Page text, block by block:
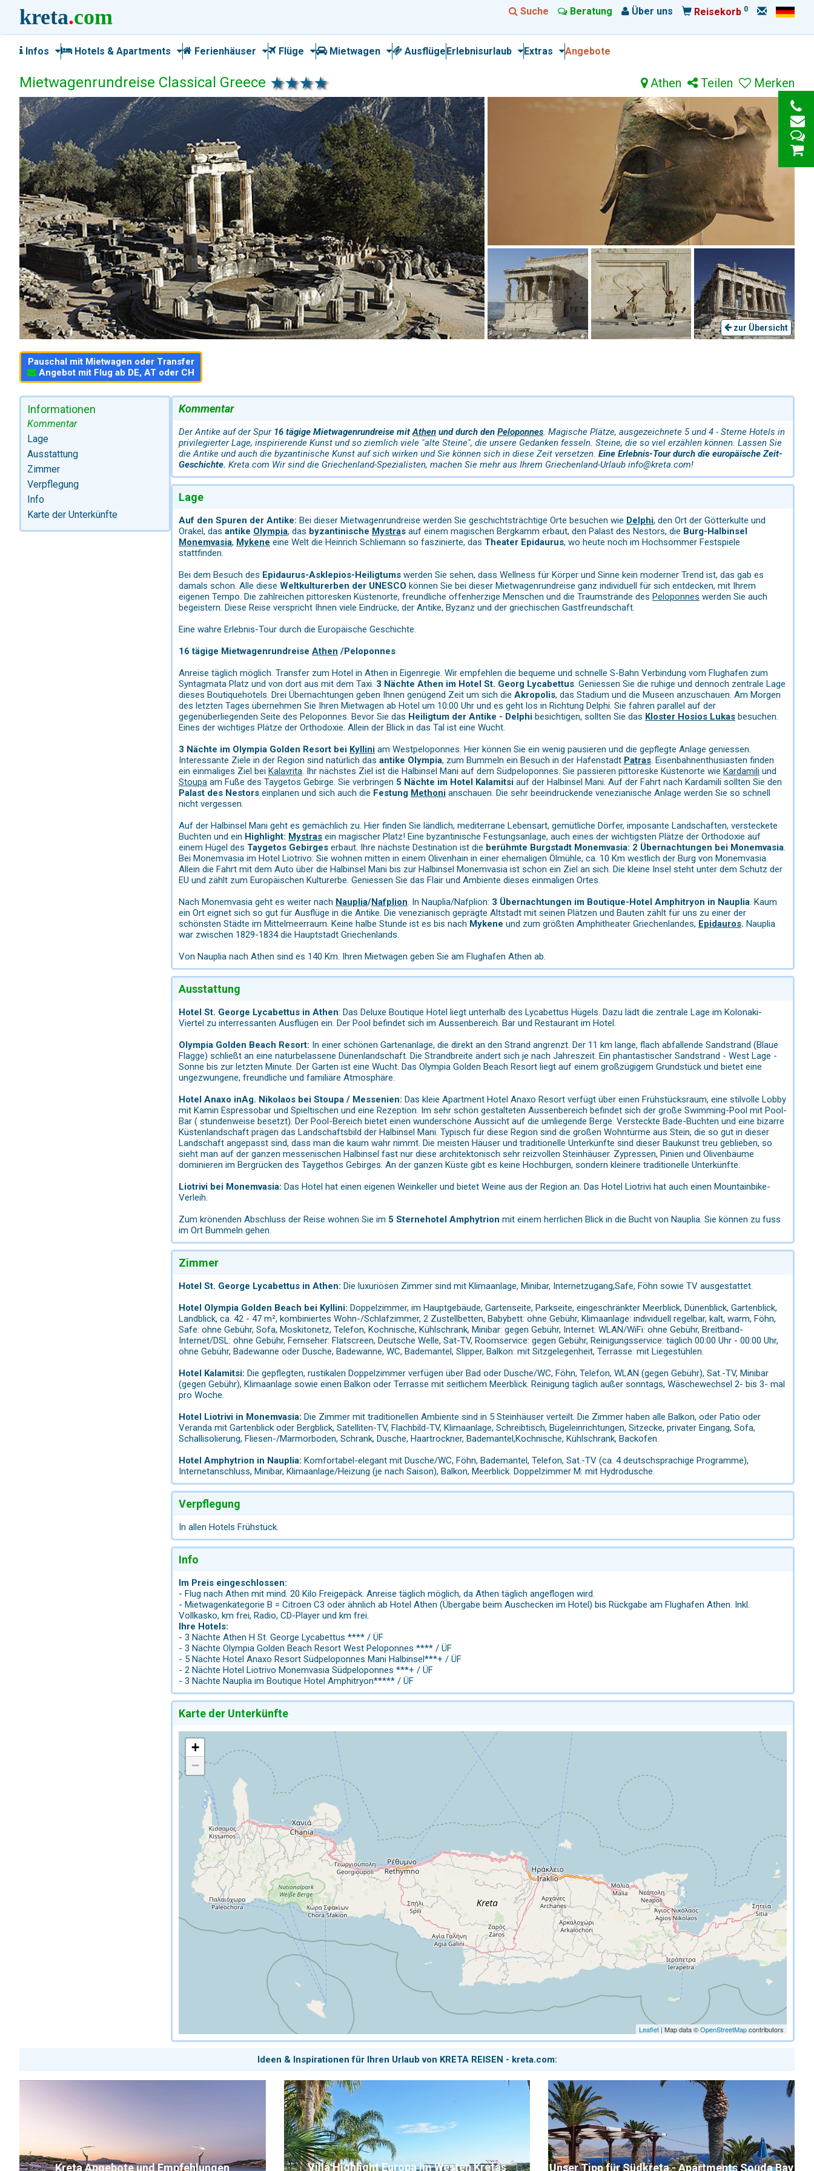
kreta.com Suche Beratung Über uns Reisekorb 0
Infos Hotels & Apartments Ferienhäuser Flüge Mietwagen AusflügeErlebnisurlaub Extras Angebote
Mietwagenrundreise Classical Greece Merken
Teilen
Athen
zur Übersicht
Pauschal mit Mietwagen oder Transfer
Angebot mit Flug ab DE, AT oder CH
Informationen
Kommentar
Lage
Ausstattung
Zimmer
Verpflegung
Info
Karte der Unterkünfte
Kommentar
Der Antike auf der Spur 16 tägige Mietwagenrundreise mitAthen und durch den Peloponnes. Magische Plätze, ausgezeichnete 5 und 4 - Sterne Hotels in
privilegierter Lage, inspirierende Kunst und so ziemlich viele "alte Steine", die unsere Gedanken fesseln. Steine, die so viel erzählen können. Lassen Sie
die Antike und auch die byzantinische Kunst auf sich wirken und Sie können sich in diese Zeit versetzen. Eine Erlebnis-Tour durch die europäische Zeit-
Geschichte. Kreta.com Wir sind die Griechenland-Spezialisten, machen Sie mehr aus Ihrem Griechenland-Urlaub info@kreta.com!
Lage
Auf den Spuren der Antike: Bei dieser Mietwagenrundreise werden Sie geschichtsträchtige Orte besuchen wie Delphi, den Ort der Götterkulte und
Orakel, das antike Olympia, das byzantinische Mystras auf einem magischen Bergkamm erbaut, den Palast des Nestors, die Burg-Halbinsel
Monemvasia, Mykene eine Welt die Heinrich Schliemann so faszinierte, das Theater Epidaurus, wo heute noch im Hochsommer Festspiele
stattfinden.
Bei dem Besuch des Epidaurus-Asklepios-Heiligtums werden Sie sehen, dass Wellness für Körper und Sinne kein moderner Trend ist, das gab es
damals schon. Alle diese Weltkulturerben der UNESCO können Sie bei dieser Mietwagenrundreise ganz individuell für sich entdecken, mit Ihrem
eigenen Tempo. Die zahlreichen pittoresken Küstenorte, freundliche offenherzige Menschen und die Traumstrände des Peloponnes werden Sie auch
begeistern. Diese Reise verspricht Ihnen viele Eindrücke, der Antike, Byzanz und der griechischen Gastfreundschaft.
Eine wahre Erlebnis-Tour durch die Europäische Geschichte.
16 tägige Mietwagenrundreise Athen /Peloponnes
Anreise täglich möglich. Transfer zum Hotel in Athen in Eigenregie. Wir empfehlen die bequeme und schnelle S-Bahn Verbindung vom Flughafen zum
Syntagmata Platz und von dort aus mit dem Taxi. 3 Nächte Athen im Hotel St. Georg Lycabettus. Geniessen Sie die ruhige und dennoch zentrale Lage
dieses Boutiquehotels. Drei Übernachtungen geben Ihnen genügend Zeit um sich die Akropolis, das Stadium und die Museen anzuschauen. Am Morgen
des letzten Tages übernehmen Sie Ihren Mietwagen ab Hotel um 10:00 Uhr und es geht los in Richtung Delphi. Sie fahren parallel auf der
gegenüberliegenden Seite des Peloponnes. Bevor Sie das Heiligtum der Antike - Delphi besichtigen, sollten Sie das Kloster Hosios Lukas besuchen.
Eines der wichtiges Plätze der Orthodoxie. Allein der Blick in das Tal ist eine Wucht.
3 Nächte im Olympia Golden Resort bei Kyllini am Westpeloponnes. Hier können Sie ein wenig pausieren und die gepflegte Anlage geniessen.
Interessante Ziele in der Region sind natürlich das antike Olympia, zum Bummeln ein Besuch in der Hafenstadt Patras. Eisenbahnenthusiasten finden
ein einmaliges Ziel bei Kalavrita. Ihr nächstes Ziel ist die Halbinsel Mani auf dem Südpeloponnes. Sie passieren pittoreske Küstenorte wie Kardamili und
Stoupa am Fuße des Taygetos Gebirge. Sie verbringen 5 Nächte im Hotel Kalamitsi auf der Halbinsel Mani. Auf der Fahrt nach Kardamili sollten Sie den
Palast des Nestors einplanen und sich auch die Festung Methoni anschauen. Die sehr beeindruckende venezianische Anlage werden Sie so schnell
nicht vergessen.
Auf der Halbinsel Mani geht es gemächlich zu. Hier finden Sie ländlich, mediterrane Lebensart, gemütliche Dörfer, imposante Landschaften, versteckete
Buchten und ein Highlight: Mystras ein magischer Platz! Eine byzantinische Festungsanlage, auch eines der wichtigsten Plätze der Orthodoxie auf
einem Hügel des Taygetos Gebirges erbaut. Ihre nächste Destination ist die berühmte Burgstadt Monemvasia: 2 Übernachtungen bei Monemvasia.
Bei Monemvasia im Hotel Liotrivo: Sie wohnen mitten in einem Olivenhain in einer ehemaligen Ölmühle, ca. 10 Km westlich der Burg von Monemvasia.
Allein die Fahrt mit dem Auto über die Halbinsel Mani bis zur Halbinsel Monemvasia ist schon ein Ziel an sich. Die kleine Insel steht unter dem Schutz der
EU und zählt zum Europäischen Kulturerbe. Geniessen Sie das Flair und Ambiente dieses einmaligen Ortes.
Nach Monemvasia geht es weiter nach Nauplia/Nafplion. In Nauplia/Nafplion: 3 Übernachtungen im Boutique-Hotel Amphitryon in Nauplia. Kaum
ein Ort eignet sich so gut für Ausflüge in die Antike. Die venezianisch geprägte Altstadt mit seinen Plätzen und Bauten zählt für uns zu einer der
schönsten Städte im Mittelmeerraum. Keine halbe Stunde ist es bis nach Mykene und zum größten Amphitheater Griechenlandes, Epidauros. Nauplia
war zwischen 1829-1834 die Hauptstadt Griechenlands.
Von Nauplia nach Athen sind es 140 Km. Ihren Mietwagen geben Sie am Flughafen Athen ab.
Ausstattung
Hotel St. George Lycabettus in Athen: Das Deluxe Boutique Hotel liegt unterhalb des Lycabettus Hügels. Dazu lädt die zentrale Lage im Kolonaki-
Viertel zu interressanten Ausflügen ein. Der Pool befindet sich im Aussenbereich. Bar und Restaurant im Hotel.
Olympia Golden Beach Resort: In einer schönen Gartenanlage, die direkt an den Strand angrenzt. Der 11 km lange, flach abfallende Sandstrand (Blaue
Flagge) schließt an eine naturbelassene Dünenlandschaft. Die Strandbreite ändert sich je nach Jahreszeit. Ein phantastischer Sandstrand - West Lage -
Sonne bis zur letzten Minute. Der Garten ist eine Wucht. Das Olympia Golden Beach Resort liegt auf einem großzügigem Grundstück und bietet eine
ungezwungene, freundliche und familiäre Atmosphäre.
Hotel Anaxo inAg. Nikolaos bei Stoupa / Messenien: Das kleie Apartment Hotel Anaxo Resort verfügt über einen Frühstücksraum, eine stilvolle Lobby
mit Kamin Espressobar und Spieltischen und eine Rezeption. Im sehr schön gestalteten Aussenbereich befindet sich der große Swimming-Pool mit Pool-
Bar ( stundenweise besetzt). Der Pool-Bereich bietet einen wunderschöne Aussicht auf die umliegende Berge. Versteckte Bade-Buchten und eine bizarre
Küstenlandschaft prägen das Landschaftsbild der Halbinsel Mani. Typisch für diese Region sind die großen Wohntürme aus Stein, die so gut in dieser
Landschaft angepasst sind, dass man die kaum wahr nimmt. Die meisten Häuser und traditionelle Unterkünfte sind dieser Baukunst treu geblieben, so
sieht man auf der ganzen messenischen Halbinsel fast nur diese architektonisch sehr reizvollen Steinhäuser. Zypressen, Pinien und Olivenbäume
dominieren im Bergrücken des Taygethos Gebirges. An der ganzen Küste gibt es keine Hochburgen, sondern kleinere traditionelle Unterkünfte.
Liotrivi bei Monemvasia: Das Hotel hat einen eigenen Weinkeller und bietet Weine aus der Region an. Das Hotel Liotrivi hat auch einen Mountainbike-
Verleih.
Zum krönenden Abschluss der Reise wohnen Sie im 5 Sternehotel Amphytrion mit einem herrlichen Blick in die Bucht von Nauplia. Sie können zu fuss
im Ort Bummeln gehen.
Zimmer
Hotel St. George Lycabettus in Athen: Die luxuriösen Zimmer sind mit Klimaanlage, Minibar, Internetzugang,Safe, Föhn sowie TV ausgestattet.
Hotel Olympia Golden Beach bei Kyllini: Doppelzimmer, im Hauptgebäude, Gartenseite, Parkseite, eingeschränkter Meerblick, Dünenblick, Gartenblick,
Landblick, ca. 42 - 47 m², kombiniertes Wohn-/Schlafzimmer, 2 Zustellbetten, Babybett: ohne Gebühr, Klimaanlage: individuell regelbar, kalt, warm, Föhn,
Safe: ohne Gebühr, Sofa, Moskitonetz, Telefon, Kochnische, Kühlschrank, Minibar: gegen Gebühr, Internet: WLAN/WiFi: ohne Gebühr, Breitband-
Internet/DSL: ohne Gebühr, Fernseher: Flatscreen, Deutsche Welle, Sat-TV, Roomservice: gegen Gebühr, Reinigungsservice: täglich 00:00 Uhr - 00:00 Uhr,
ohne Gebühr, Badewanne oder Dusche, Badewanne, WC, Bademantel, Slipper, Balkon: mit Sitzgelegenheit, Terrasse: mit Liegestühlen.
Hotel Kalamitsi: Die gepflegten, rustikalen Doppelzimmer verfügen über Bad oder Dusche/WC, Föhn, Telefon, WLAN (gegen Gebühr), Sat.-TV, Minibar
(gegen Gebühr), Klimaanlage sowie einen Balkon oder Terrasse mit seitlichem Meerblick. Reinigung täglich außer sonntags, Wäschewechsel 2- bis 3- mal
pro Woche.
Hotel Liotrivi in Monemvasia: Die Zimmer mit traditionellen Ambiente sind in 5 Steinhäuser verteilt. Die Zimmer haben alle Balkon, oder Patio oder
Veranda mit Gartenblick oder Bergblick, Satelliten-TV, Flachbild-TV, Klimaanlage, Schreibtisch, Bügeleinrichtungen, Sitzecke, privater Eingang, Sofa,
Schallisolierung, Fliesen-/Marmorboden, Schrank, Dusche, Haartrockner, Bademantel,Kochnische, Kühlschrank, Backofen.
Hotel Amphytrion in Nauplia: Komfortabel-elegant mit Dusche/WC, Föhn, Bademantel, Telefon, Sat.-TV (ca. 4 deutschsprachige Programme),
Internetanschluss, Minibar, Klimaanlage/Heizung (je nach Saison), Balkon, Meerblick. Doppelzimmer M: mit Hydrodusche.
Verpflegung
In allen Hotels Frühstück.
Info
Im Preis eingeschlossen:
- Flug nach Athen mit mind. 20 Kilo Freigepäck. Anreise täglich möglich, da Athen täglich angeflogen wird.
- Mietwagenkategorie B = Citroen C3 oder ähnlich ab Hotel Athen (Übergabe beim Auschecken im Hotel) bis Rückgabe am Flughafen Athen. Inkl.
Vollkasko, km frei, Radio, CD-Player und km frei.
Ihre Hotels:
- 3 Nächte Athen H St. George Lycabettus **** / ÜF
- 3 Nächte Olympia Golden Beach Resort West Peloponnes **** / ÜF
- 5 Nächte Hotel Anaxo Resort Südpeloponnes Mani Halbinsel***+ / ÜF
- 2 Nächte Hotel Liotrivo Monemvasia Südpeloponnes ***+ / ÜF
- 3 Nächte Nauplia im Boutique Hotel Amphitryon***** / ÜF
Karte der Unterkünfte
+
−
Leaflet | Map data ©OpenStreetMapcontributors
Ideen & Inspirationen für Ihren Urlaub von KRETA REISEN - kreta.com:
Kreta Angebote und Empfehlungen Villa Highlight Europa im Westen Kretas Unser Tipp für Südkreta - Apartments Souda Bay